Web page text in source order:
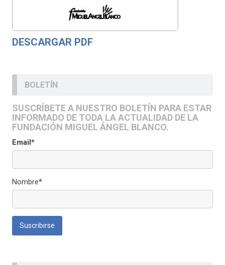
DESCARGAR PDF
BOLETÍN
SUSCRÍBETE A NUESTRO BOLETÍN PARA ESTAR
INFORMADO DE TODA LA ACTUALIDAD DE LA
FUNDACIÓN MIGUEL ÁNGEL BLANCO.
Email*
Nombre*